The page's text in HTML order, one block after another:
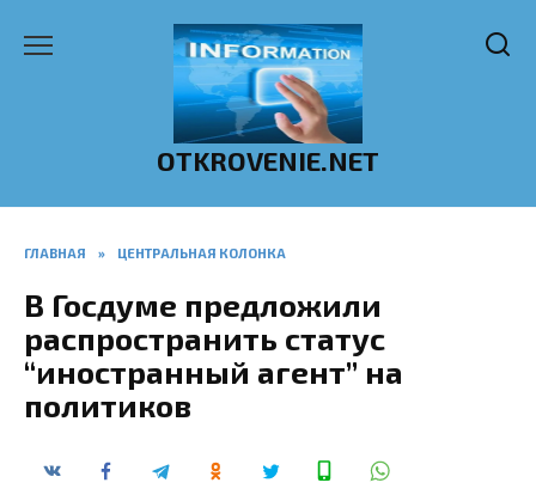
OTKROVENIE.NET
ГЛАВНАЯ » ЦЕНТРАЛЬНАЯ КОЛОНКА
В Госдуме предложили
распространить статус
“иностранный агент” на
политиков